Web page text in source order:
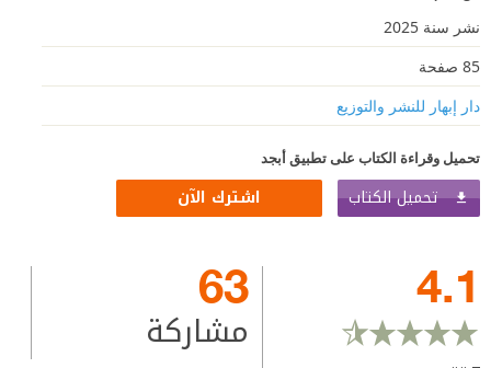
نشر سنة 2025
85 صفحة
دار إبهار للنشر والتوزيع
تحميل وقراءة الكتاب على تطبيق أبجد
تحميل الكتاب اشترك الآن
4.1
63
مشاركة